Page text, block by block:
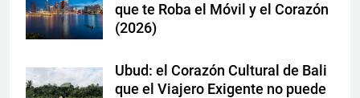
que te Roba el Móvil y el Corazón
(2026)
Ubud: el Corazón Cultural de Bali
que el Viajero Exigente no puede